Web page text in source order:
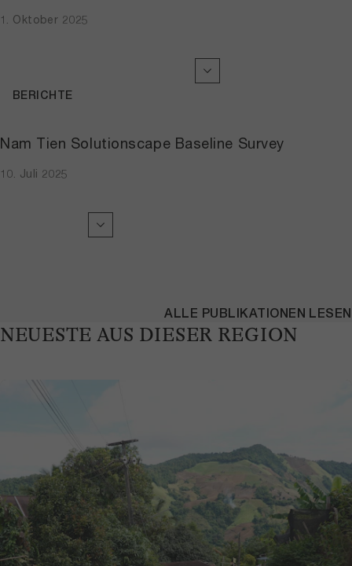
1. Oktober 2025
Nam Tien Solutionscape Baseline Survey
10. Juli 2025
BERICHTE
ALLE PUBLIKATIONEN LESEN
NEUESTE AUS DIESER REGION